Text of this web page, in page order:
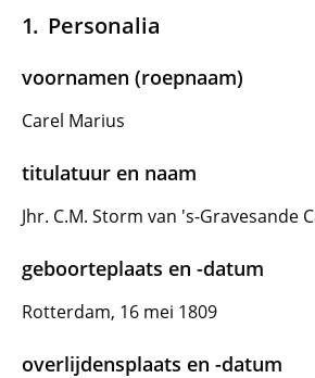
Personalia
voornamen (roepnaam)
Carel Marius
titulatuur en naam
Jhr. C.M. Storm van 's-Gravesande
geboorteplaats en -datum
Rotterdam, 16 mei 1809
overlijdensplaats en -datum